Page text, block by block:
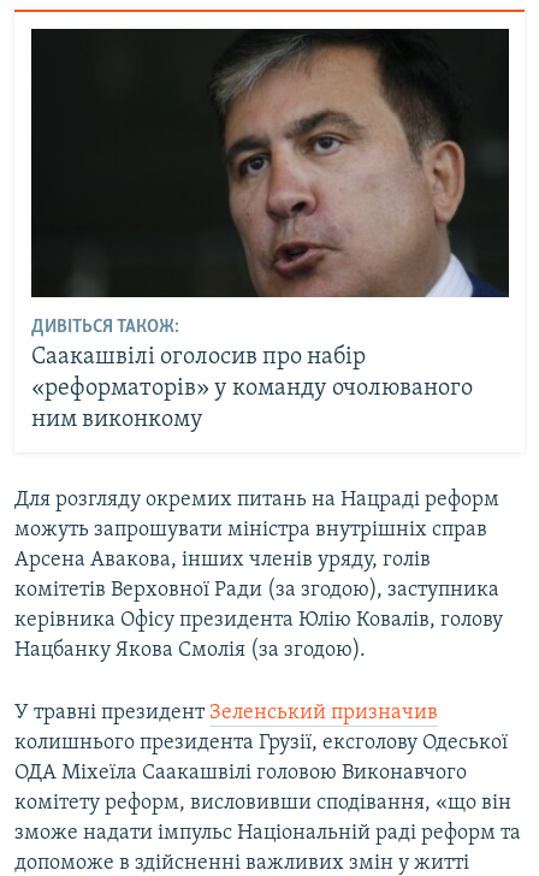
ДИВІТЬСЯ ТАКОЖ:
Саакашвілі оголосив про набір
«реформаторів» у команду очолюваного
ним виконкому
Для розгляду окремих питань на Нацраді реформ
можуть запрошувати міністра внутрішніх справ
Арсена Авакова, інших членів уряду, голів
комітетів Верховної Ради (за згодою), заступника
керівника Офісу президента Юлію Ковалів, голову
Нацбанку Якова Смолія (за згодою).
У травні президент Зеленський призначив
колишнього президента Грузії, ексголову Одеської
ОДА Міхеїла Саакашвілі головою Виконавчого
комітету реформ, висловивши сподівання, «що він
зможе надати імпульс Національній раді реформ та
допоможе в здійсненні важливих змін у житті